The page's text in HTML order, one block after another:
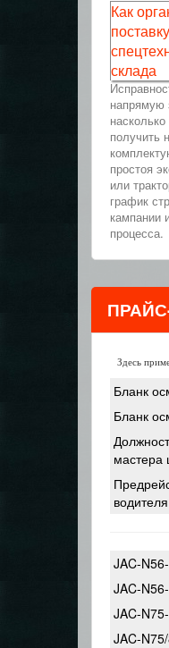
Как
склада
напрямую
получить
простоя
или
график
кампании
процесса.
Здесь
Бланк
Бланк
мастера
водителя
JAC-
JAC-
JAC-
JAC-